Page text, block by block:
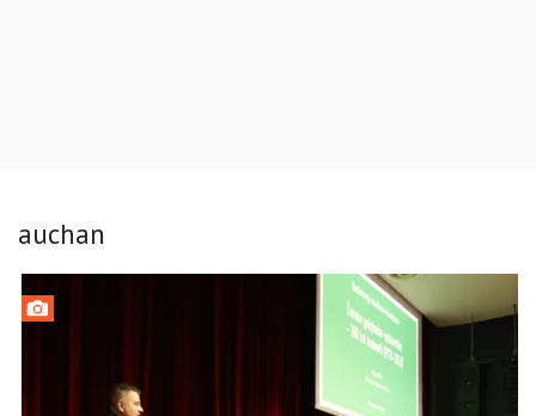
auchan